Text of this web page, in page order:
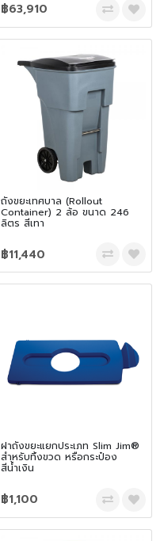
฿63,910
ถังขยะเทศบาล (Rollout
Container) 2 ล้อ ขนาด 246
ลิตร สีเทา
฿11,440
ฝาถังขยะแยกประเภท Slim Jim®
สำหรับทิ้งขวด หรือกระป๋อง
สีน้ำเงิน
฿1,100